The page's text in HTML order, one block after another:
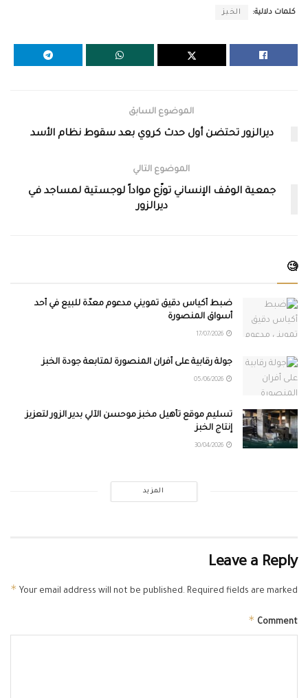
كلمات دلالية: الخبز
الموضوع السابق
ديرالزور تحتضن أول حدث كروي بعد سقوط نظام الأسد
الموضوع التالي
جمعية الوقف الإنساني توزّع مواداً لوجستية لمساجد في
ديرالزور
🧐
ضبط أكياس دقيق تمويني مدعوم معدّة للبيع في أحد
أسواق المنصورة
جولة رقابية على أفران المنصورة لمتابعة جودة الخبز
تسليم موقع تأهيل مخبز موحسن الآلي بدير الزور لتعزيز
إنتاج الخبز
المزيد
Leave a Reply
Your email address will not be published. Required fields are marked
*
Comment
*